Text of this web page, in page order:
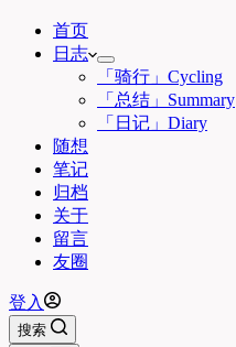
首页
日志
「骑行」Cycling
「总结」Summary
「日记」Diary
随想
笔记
归档
关于
留言
友圈
登入
搜索